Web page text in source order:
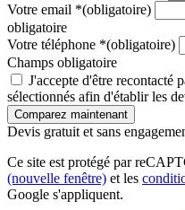
Votre email *(obligatoire)
obligatoire
Votre téléphone *(obligatoire)
Champs obligatoire
J'accepte d'être recontacté
sélectionnés afin d'établir les
Devis gratuit et sans
Ce site est protégé par
(nouvelle fenêtre) et les
Google s'appliquent.